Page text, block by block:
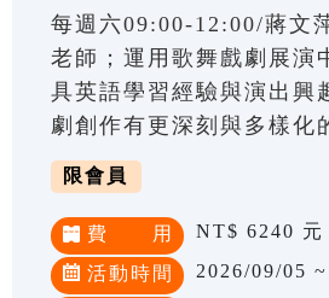
每週六09:00-12:00/蔣文
老師；運用歌舞戲劇展演
具英語學習經驗與演出興
劇創作有更深刻與多樣化
限會員
費 用 NT$ 6240 元
活動時間 2026/09/05